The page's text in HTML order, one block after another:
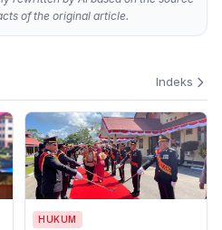
of the original article.
Indeks
HUKUM